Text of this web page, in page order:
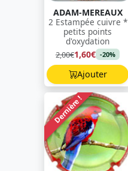
ADAM-MEREAUX
2 Estampée cuivre *
petits points
d'oxydation
2,00€1,60€ -20%
Ajouter
Dernière !